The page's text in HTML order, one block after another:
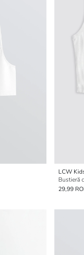
LCW
Bustieră
29,99